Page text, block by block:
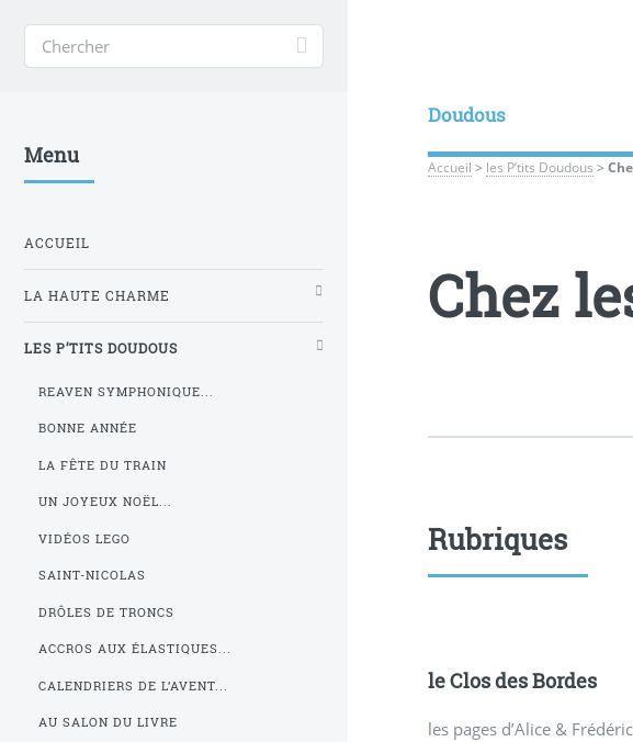
Doudous
Accueil > les P’tits Doudous >
Chez
Rubriques
le Clos des Bordes
les pages d’Alice &
Menu
ACCUEIL
LA HAUTE CHARME
LES P’TITS DOUDOUS
REAVEN SYMPHONIQUE...
BONNE ANNÉE
LA FÊTE DU TRAIN
UN JOYEUX NOËL...
VIDÉOS LEGO
SAINT-NICOLAS
DRÔLES DE TRONCS
ACCROS AUX ÉLASTIQUES...
CALENDRIERS DE L’AVENT...
AU SALON DU LIVRE